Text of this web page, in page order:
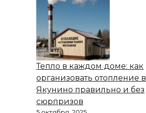
Тепло в каждом доме: как
организовать отопление в
Якунино правильно и без
сюрпризов